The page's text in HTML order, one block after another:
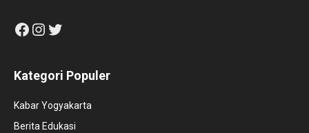
Facebook
Instagram
Twitter
Kategori Populer
Kabar Yogyakarta
Berita Edukasi